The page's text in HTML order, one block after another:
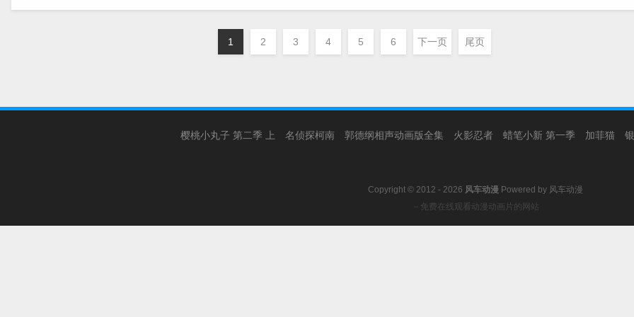
1 2 3 4 5 6 下一页 尾页
樱桃小丸子 第二季 上 名侦探柯南 郭德纲相声动画版全集 火影忍者 蜡笔小新 第一季 加菲猫
Copyright © 2012 - 2026 风车动漫 Powered by 风车动漫
－免费在线观看动漫动画片的网站